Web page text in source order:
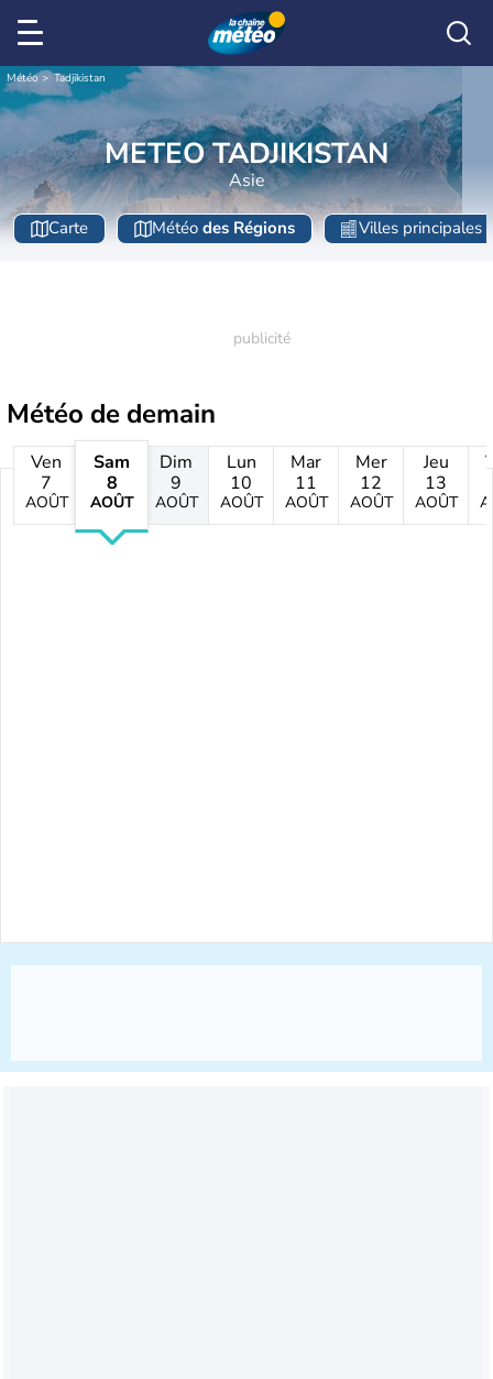
Météo Tadjikistan
METEO TADJIKISTAN
Asie
Carte Météo des Régions Villes principales
Météo de demain
Ven
7
AOÛT
Sam
8
AOÛT
Dim
9
AOÛT
Lun
10
AOÛT
Mar
11
AOÛT
Mer
12
AOÛT
Jeu
13
AOÛT